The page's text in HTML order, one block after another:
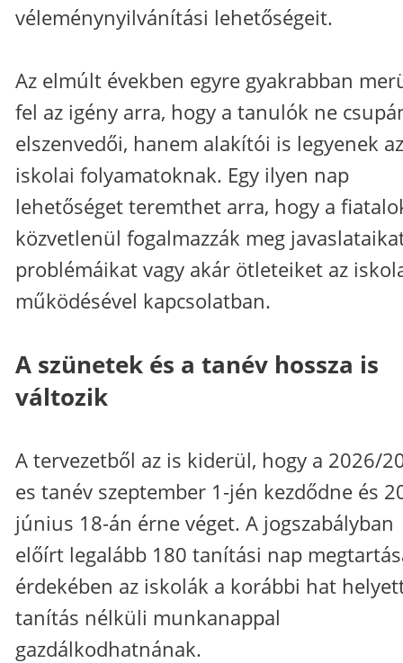
véleménynyilvánítási lehetőségeit.
Az elmúlt években egyre gyakrabban
fel az igény arra, hogy a tanulók ne
elszenvedői, hanem alakítói is legyenek az
iskolai folyamatoknak. Egy ilyen nap
lehetőséget teremthet arra, hogy a
közvetlenül fogalmazzák meg
problémáikat vagy akár ötleteiket az
működésével kapcsolatban.
A szünetek és a tanév hossza is
változik
A tervezetből az is kiderül, hogy a 2026/
es tanév szeptember 1-jén kezdődne és
június 18-án érne véget. A jogszabályban
előírt legalább 180 tanítási nap
érdekében az iskolák a korábbi hat
tanítás nélküli munkanappal
gazdálkodhatnának.